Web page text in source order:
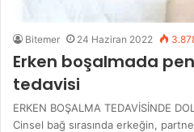
Bitemer 24 Haziran 2022
Erken boşalmada
tedavisi
ERKEN BOŞALMA TEDAVİSİNDE
Cinsel bağ sırasında erkeğin,